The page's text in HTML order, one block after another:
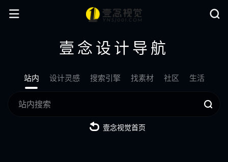
壹念设计导航
站内 设计灵感 搜索引擎 找素材 社区 生活
壹念视觉首页